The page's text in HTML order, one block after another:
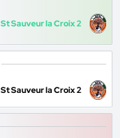
St Sauveur la Croix 2
St Sauveur la Croix 2